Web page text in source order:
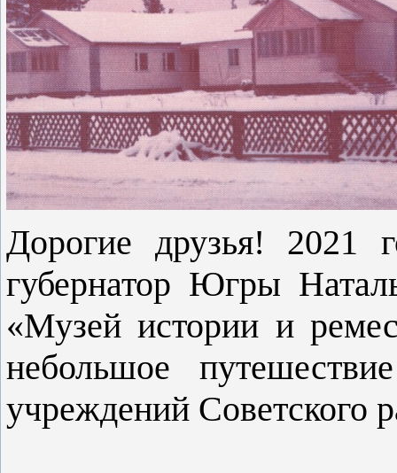
Дорогие друзья! 2021
губернатор Югры
«Музей истории и
небольшое
учреждений Советского